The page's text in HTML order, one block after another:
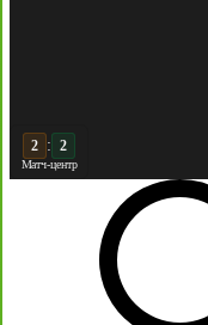
3 : 2
Матч-центр